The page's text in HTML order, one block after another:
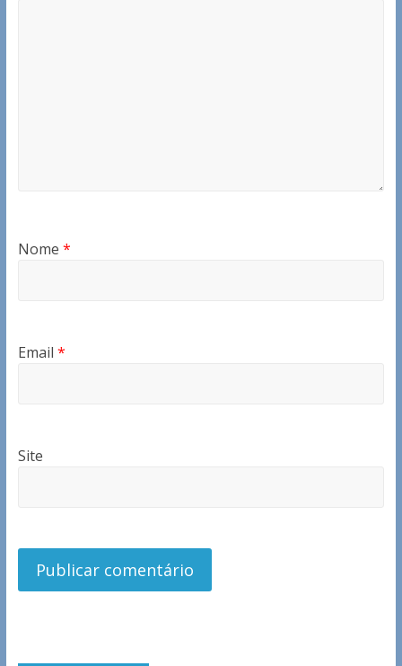
Nome *
Email *
Site